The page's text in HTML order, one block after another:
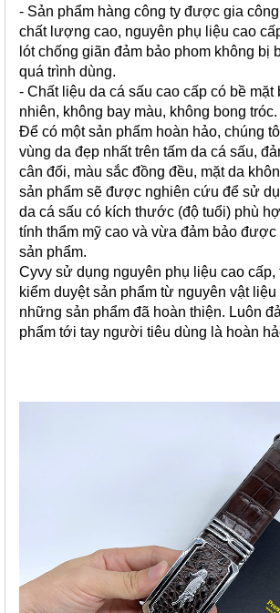
- Sản phẩm hàng công ty được gia
chất lượng cao, nguyên phụ liệu cao
lót chống giãn đảm bảo phom không bị
quá trình dùng.
- Chất liệu da cá sấu cao cấp có bề mặt
nhiên, không bay màu, không bong tróc.
Để có một sản phẩm hoàn hảo, chúng
vùng da đẹp nhất trên tấm da cá sấu,
cân đối, màu sắc đồng đều, mặt da
sản phẩm sẽ được nghiên cứu để sử
da cá sấu có kích thước (độ tuổi) phù
tính thẩm mỹ cao và vừa đảm bảo được
sản phẩm.
Cyvy sử dụng nguyên phụ liệu cao cấp,
kiểm duyệt sản phẩm từ nguyên vật
những sản phẩm đã hoàn thiện. Luôn
phẩm tới tay người tiêu dùng là hoàn